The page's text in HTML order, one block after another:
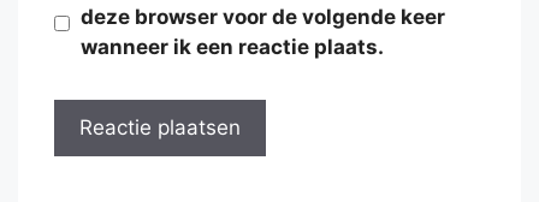
deze browser voor de volgende keer
wanneer ik een reactie plaats.